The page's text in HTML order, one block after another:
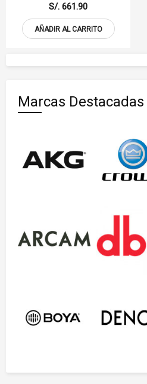
S/. 661.90
AÑADIR AL CARRITO
Marcas Destacadas